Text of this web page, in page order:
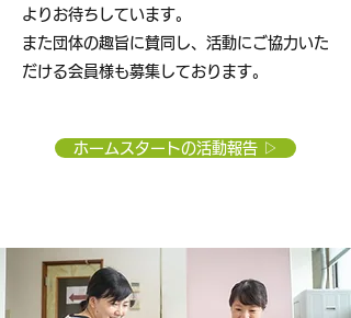
よりお待ちしています。
また団体の趣旨に賛同し、活動にご協力いた
だける会員様も募集しております。
ホームスタートの活動報告 ▷